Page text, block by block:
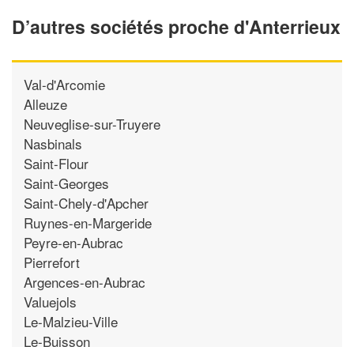
D’autres sociétés proche d'Anterrieux
Val-d'Arcomie
Alleuze
Neuveglise-sur-Truyere
Nasbinals
Saint-Flour
Saint-Georges
Saint-Chely-d'Apcher
Ruynes-en-Margeride
Peyre-en-Aubrac
Pierrefort
Argences-en-Aubrac
Valuejols
Le-Malzieu-Ville
Le-Buisson